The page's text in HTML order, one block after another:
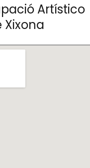
Artístico
Xixona